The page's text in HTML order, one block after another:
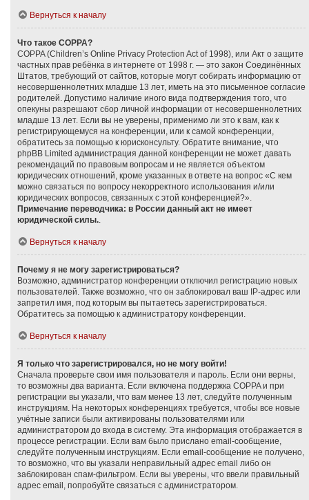
Вернуться к началу
Что такое COPPA?
COPPA (Children’s Online Privacy Protection Act of 1998), или Акт о защите
частных прав ребёнка в интернете от 1998 г. — это закон Соединённых
Штатов, требующий от сайтов, которые могут собирать информацию от
несовершеннолетних младше 13 лет, иметь на это письменное согласие
родителей. Допустимо наличие иного вида подтверждения того, что
опекуны разрешают сбор личной информации от несовершеннолетних
младше 13 лет. Если вы не уверены, применимо ли это к вам, как к
регистрирующемуся на конференции, или к самой конференции,
обратитесь за помощью к юрисконсульту. Обратите внимание, что
phpBB Limited администрация данной конференции не может давать
рекомендаций по правовым вопросам и не является объектом
юридических отношений, кроме указанных в ответе на вопрос «С кем
можно связаться по вопросу некорректного использования и/или
юридических вопросов, связанных с этой конференцией?».
Примечание переводчика: в России данный акт не имеет
юридической силы..
Вернуться к началу
Почему я не могу зарегистрироваться?
Возможно, администратор конференции отключил регистрацию новых
пользователей. Также возможно, что он заблокировал ваш IP-адрес или
запретил имя, под которым вы пытаетесь зарегистрироваться.
Обратитесь за помощью к администратору конференции.
Вернуться к началу
Я только что зарегистрировался, но не могу войти!
Сначала проверьте свои имя пользователя и пароль. Если они верны,
то возможны два варианта. Если включена поддержка COPPA и при
регистрации вы указали, что вам менее 13 лет, следуйте полученным
инструкциям. На некоторых конференциях требуется, чтобы все новые
учётные записи были активированы пользователями или
администратором до входа в систему. Эта информация отображается в
процессе регистрации. Если вам было прислано email-сообщение,
следуйте полученным инструкциям. Если email-сообщение не получено,
то возможно, что вы указали неправильный адрес email либо он
заблокирован спам-фильтром. Если вы уверены, что ввели правильный
адрес email, попробуйте связаться с администратором.